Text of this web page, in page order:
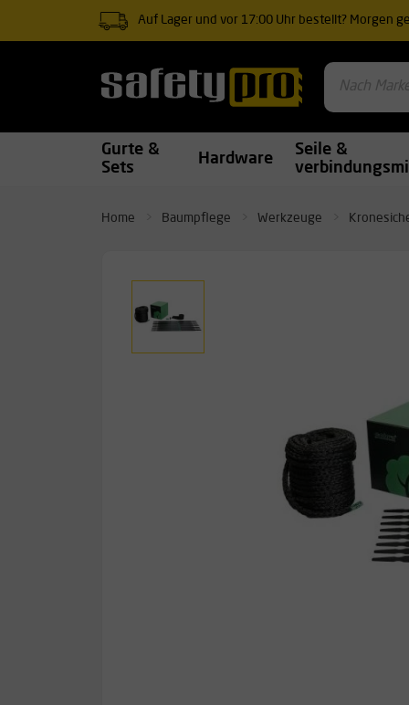
Auf Lager und vor 17:00 Uhr bestellt? Morgen
Gurte &
Sets
Hardware
Seile &
Home Baumpflege Werkzeuge